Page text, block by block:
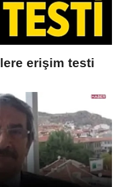
erişim testi